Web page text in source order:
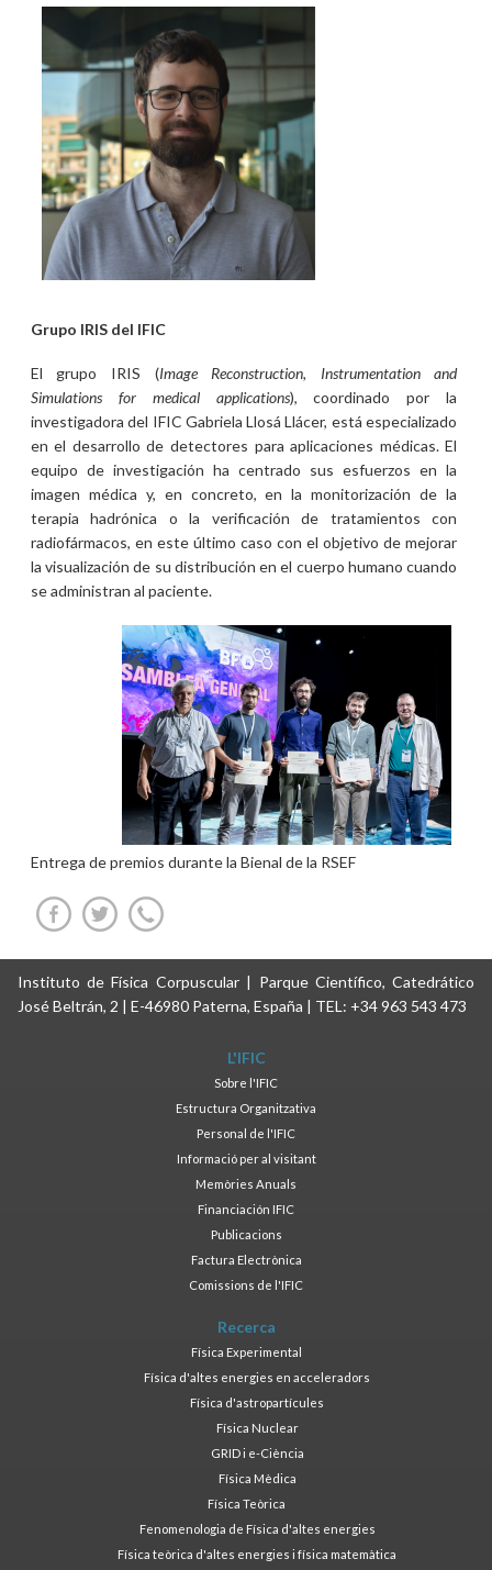
Grupo IRIS del IFIC
El grupo IRIS (Image Reconstruction, Instrumentation and
Simulations for medical applications), coordinado por la
investigadora del IFIC Gabriela Llosá Llácer, está especializado
en el desarrollo de detectores para aplicaciones médicas. El
equipo de investigación ha centrado sus esfuerzos en la
imagen médica y, en concreto, en la monitorización de la
terapia hadrónica o la verificación de tratamientos con
radiofármacos, en este último caso con el objetivo de mejorar
la visualización de su distribución en el cuerpo humano cuando
se administran al paciente.
Entrega de premios durante la Bienal de la RSEF
Instituto de Física Corpuscular | Parque Científico, Catedrático
José Beltrán, 2 | E-46980 Paterna, España | TEL: +34 963 543 473
L'IFIC
Sobre l'IFIC
Estructura Organitzativa
Personal de l'IFIC
Informació per al visitant
Memòries Anuals
Financiación IFIC
Publicacions
Factura Electrònica
Comissions de l'IFIC
Recerca
Física Experimental
Física d'altes energies en acceleradors
Física d'astropartícules
Física Nuclear
GRID i e-Ciència
Física Mèdica
Física Teòrica
Fenomenologia de Física d'altes energies
Física teòrica d'altes energies i física matemàtica